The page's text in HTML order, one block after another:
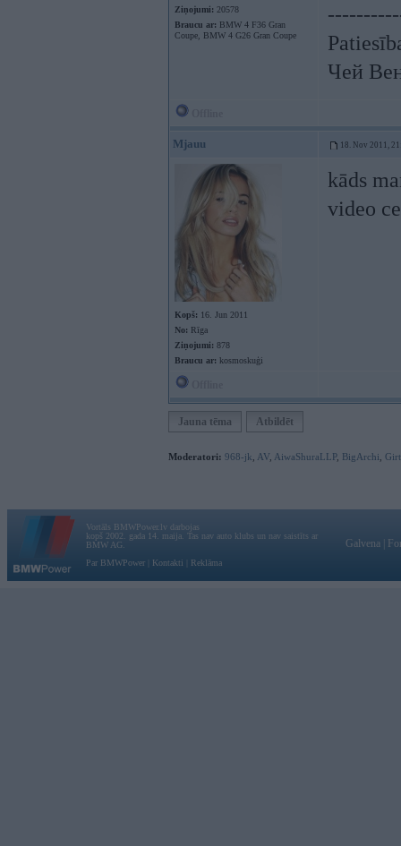
Ziņojumi: 20578
Braucu ar: BMW 4 F36 Gran
Coupe, BMW 4 G26 Gran Coupe
Чей
Mjauu 18. Nov 2011,
Kopš: 16. Jun 2011
No: Rīga
Ziņojumi: 878
Braucu ar: kosmoskuģi
kāds
video
Jauna tēma Atbildēt
Moderatori: 968-jk AV AiwaShuraLLP, BigArchi
Vortāls BMWPower.lv darbojas
kopš 2002. gada 14. maija. Tas nav auto klubs un nav saistīts ar
BMW AG.
Par BMWPower
Kontakti Reklāma
Galvena